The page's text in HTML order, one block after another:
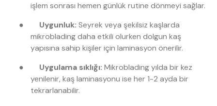
işlem sonrası hemen günlük rutine dönmeyi sağlar.
●
Uygunluk: Seyrek veya şekilsiz kaşlarda
mikroblading daha etkili olurken dolgun kaş
yapısına sahip kişiler için laminasyon önerilir.
●
Uygulama sıklığı: Mikroblading yılda bir kez
yenilenir, kaş laminasyonu ise her 1-2 ayda bir
tekrarlanabilir.